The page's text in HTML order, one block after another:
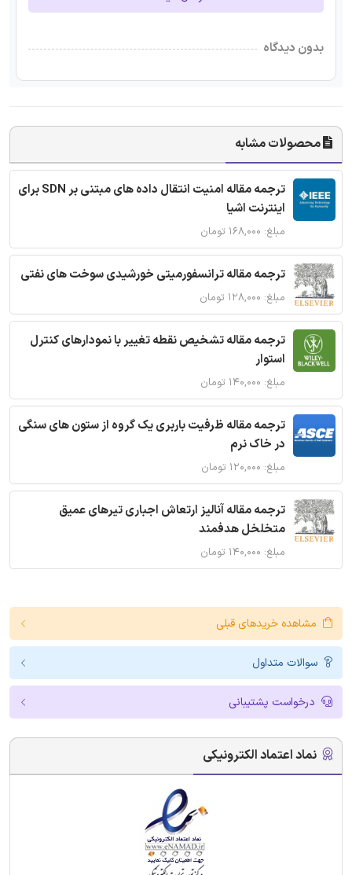
بدون دیدگاه
محصولات مشابه
ترجمه مقاله امنیت انتقال داده های مبتنی بر SDN برای
اینترنت اشیا
مبلغ: ۱۶۸,۰۰۰ تومان
ترجمه مقاله ترانسفورمیتی خورشیدی سوخت های نفتی
مبلغ: ۱۲۸,۰۰۰ تومان
ترجمه مقاله تشخیص نقطه تغییر با نمودارهای کنترل
استوار
مبلغ: ۱۴۰,۰۰۰ تومان
ترجمه مقاله ظرفیت باربری یک گروه از ستون های سنگی
در خاک نرم
مبلغ: ۱۲۰,۰۰۰ تومان
ترجمه مقاله آنالیز ارتعاش اجباری تیرهای عمیق
متخلخل هدفمند
مبلغ: ۱۴۰,۰۰۰ تومان
مشاهده خریدهای قبلی
سوالات متداول
درخواست پشتیبانی
نماد اعتماد الکترونیکی